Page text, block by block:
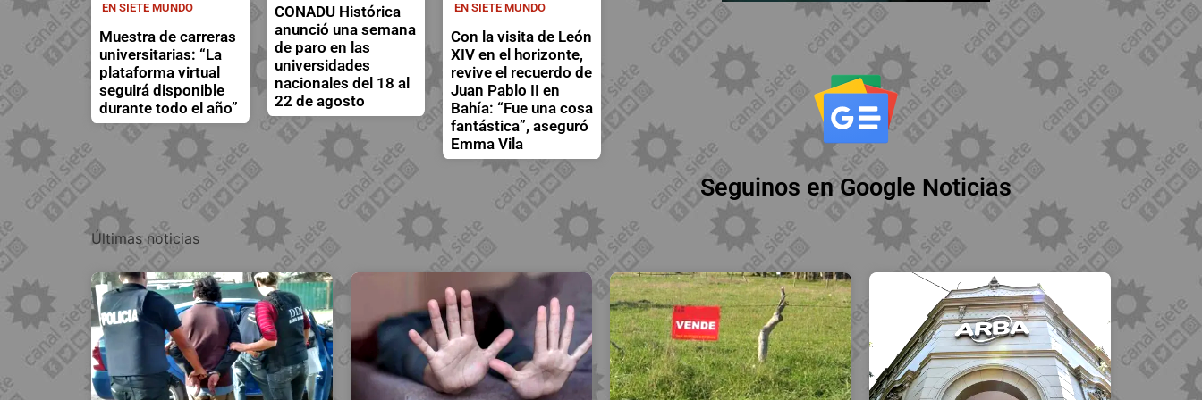
EN SIETE MUNDO
Muestra de carreras
universitarias: “La
plataforma virtual
seguirá disponible
durante todo el año”
CONADU Histórica
anunció una semana
de paro en las
universidades
nacionales del 18 al
22 de agosto
EN SIETE MUNDO
Con la visita de León
XIV en el horizonte,
revive el recuerdo de
Juan Pablo II en
Bahía: “Fue una cosa
fantástica”, aseguró
Emma Vila
Seguinos en Google Noticias
Últimas noticias